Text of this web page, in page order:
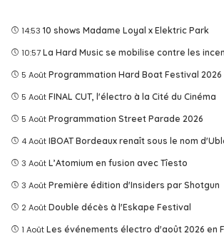
14:53 10 shows Madame Loyal x Elektric Park
10:57 La Hard Music se mobilise contre les
5 Août Programmation Hard Boat Festival 2026
5 Août FINAL CUT, l'électro à la Cité du Cinéma
5 Août Programmation Street Parade 2026
4 Août IBOAT Bordeaux renaît sous le nom
3 Août L’Atomium en fusion avec Tîesto
3 Août Première édition d'Insiders par Shotgun
2 Août Double décès à l'Eskape Festival
1 Août Les événements électro d'août 2026 en